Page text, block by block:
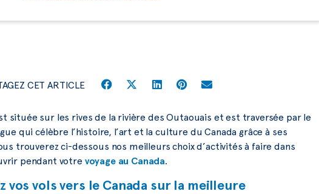
CET ARTICLE
située sur les rives de la rivière des Outaouais et est traversée par le
qui célèbre l’histoire, l’art et la culture du Canada grâce à ses
trouverez ci-dessous nos meilleurs choix d’activités à faire dans
pendant votre voyage au Canada.
vos vols vers le Canada sur la meilleure